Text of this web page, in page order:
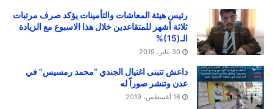
رئيس هيئة المعاشات والتأمينات يؤكد صرف مرتبات
ثلاثة أشهر للمتقاعدين خلال هذا الاسبوع مع الزيادة
الـ(15)%
30 يناير، 2019
داعش تتبنى اغتيال الجندي “محمد رمسيس” في
عدن وتنشر صوراً له
16 أغسطس، 2019